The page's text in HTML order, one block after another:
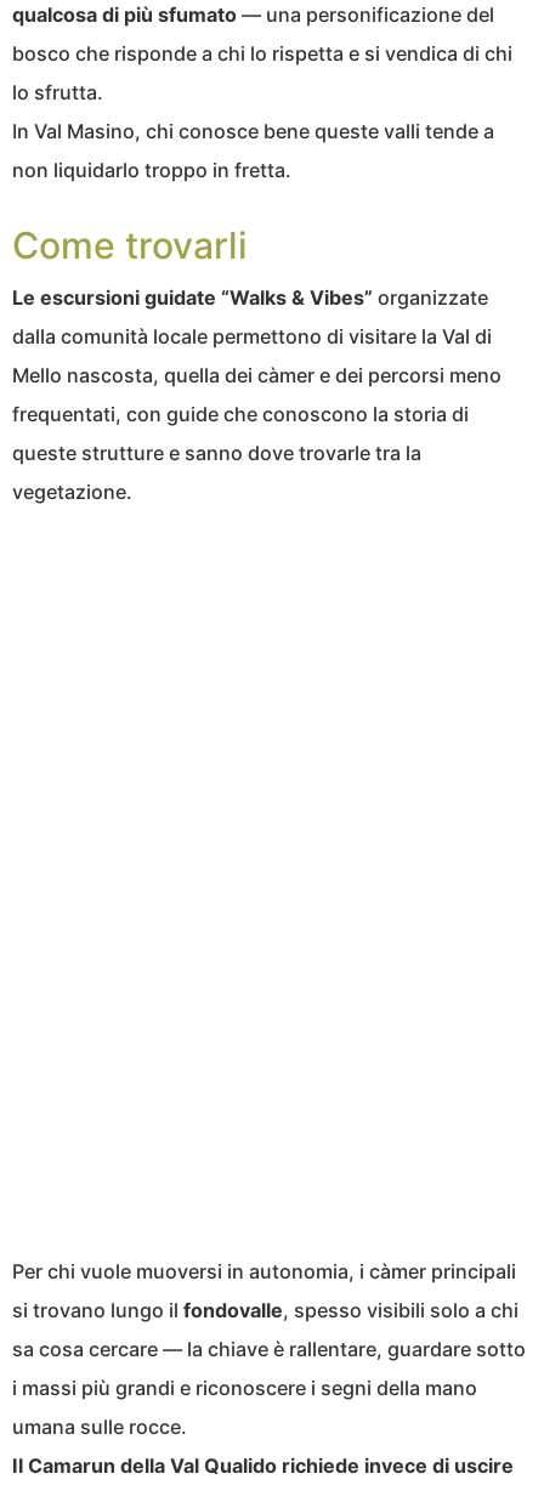
qualcosa di più sfumato — una personificazione del
bosco che risponde a chi lo rispetta e si vendica di chi
lo sfrutta.
In Val Masino, chi conosce bene queste valli tende a
non liquidarlo troppo in fretta.
Come trovarli
Le escursioni guidate “Walks & Vibes” organizzate
dalla comunità locale permettono di visitare la Val di
Mello nascosta, quella dei càmer e dei percorsi meno
frequentati, con guide che conoscono la storia di
queste strutture e sanno dove trovarle tra la
vegetazione.
Per chi vuole muoversi in autonomia, i càmer principali
si trovano lungo il fondovalle, spesso visibili solo a chi
sa cosa cercare — la chiave è rallentare, guardare sotto
i massi più grandi e riconoscere i segni della mano
umana sulle rocce.
Il Camarun della Val Qualido richiede invece di uscire